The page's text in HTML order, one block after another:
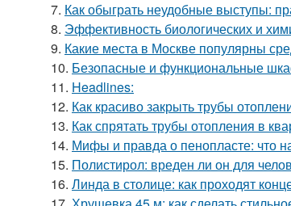
7. Как обыграть неудобные выступы:
8. Эффективность биологических и
9. Какие места в Москве популярны
10. Безопасные и функциональные
11. Headlines:
12. Как красиво закрыть трубы
13. Как спрятать трубы отопления в
14. Мифы и правда о пенопласте: что
15. Полистирол: вреден ли он для
16. Линда в столице: как проходят